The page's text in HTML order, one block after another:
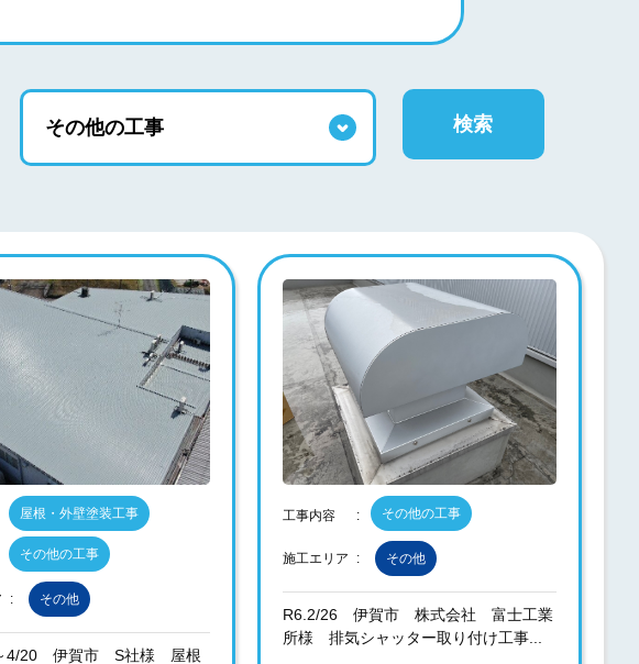
屋根・外壁塗装工事
その他の工事
その他
4/20 伊賀市 S社様 屋根
工事内容 その他の工事
施工エリア その他
R6.2/26 伊賀市 株式会社 富士工業
所様 排気シャッター取り付け工事...